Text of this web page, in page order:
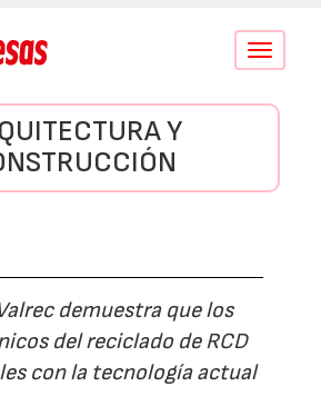
Conmutar
Y
demuestra que los
del reciclado de RCD
con la tecnología actual